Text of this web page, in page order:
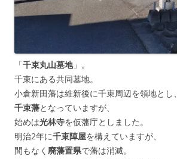
「千束丸山墓地」。
千束にある共同墓地。
小倉新田藩は維新後に千束周辺を領地とし、
千束藩となっていますが、
始めは光林寺を仮藩庁としました。
明治2年に千束陣屋を構えていますが、
間もなく 廃藩置県で藩は消滅。